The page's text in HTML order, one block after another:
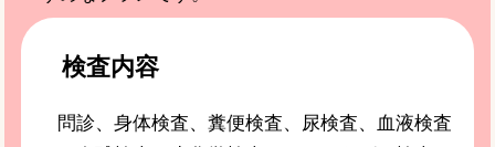
検査内容
問診、身体検査、糞便検査、尿検査、血液検査